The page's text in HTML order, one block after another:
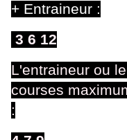
+ Entraineur :
3 6 12
L'entraineur ou
courses
: